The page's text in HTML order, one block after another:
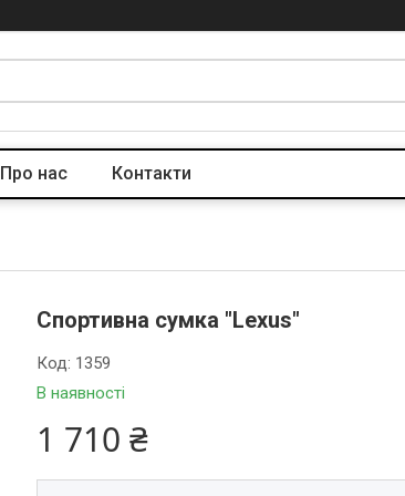
Про нас Контакти
Спортивна сумка "Lexus"
В наявності
Код: 1359
1 710 ₴